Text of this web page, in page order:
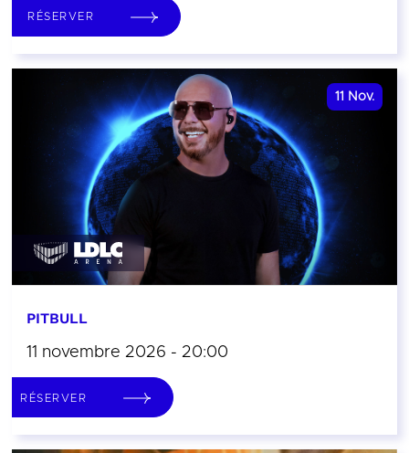
RÉSERVER
11 Nov.
PITBULL
11 novembre 2026 - 20:00
RÉSERVER